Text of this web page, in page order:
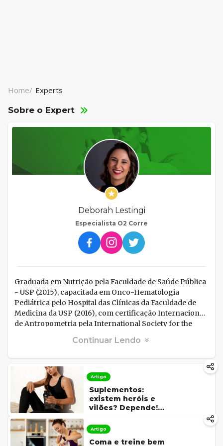
Home/ Experts
Sobre o Expert
Deborah Lestingi
Especialista O2 Corre
Graduada em Nutrição pela Faculdade de Saúde Pública
- USP (2015), capacitada em Onco-Hematologia
Pediátrica pelo Hospital das Clínicas da Faculdade de
Medicina da USP (2016), com certificação Internacional
de Antropometria pela International Society for the
(2017). Deborah é pós Graduada em Nutrição Esportiva -
pela UNIFESP e orientadora e Preceptora da Liga
Acadêmica de Nutrição e Atividade Física da USP.
Continuar Lendo
Artigo
Suplementos:
existem heróis e
vilões? Depende!
comuns
Artigo
Coma e treine bem